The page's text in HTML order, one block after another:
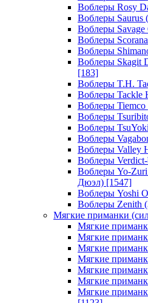
Воблеры Rosy
Воблеры Saurus
Воблеры
Воблеры
Воблеры
Воблеры Skagit
[183]
Воблеры T.H.
Воблеры Tackle
Воблеры
Воблеры
Воблеры
Воблеры
Воблеры Valley
Воблеры
Воблеры Yo-
Дюэл) [1547]
Воблеры Yoshi
Воблеры Zenith
Мягкие приманки
Мягкие
Мягкие
Мягкие
Мягкие
Мягкие
Мягкие
Мягкие